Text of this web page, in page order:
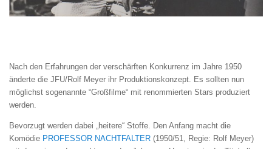
Nach den Erfahrungen der verschärften Konkurrenz im Jahre 1950
änderte die JFU/Rolf Meyer ihr Produktionskonzept. Es sollten nun
möglichst sogenannte “Großfilme“ mit renommierten Stars produziert
werden.
Bevorzugt werden dabei „heitere“ Stoffe. Den Anfang macht die
Komödie PROFESSOR NACHTFALTER (1950/51, Regie: Rolf Meyer)